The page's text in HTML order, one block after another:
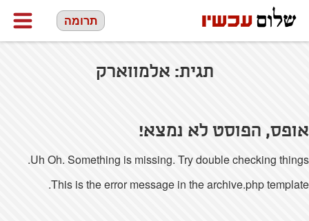
תרומה
תגית: אלמווארק
אופס, הפוסט לא נמצא!
Uh Oh. Something is missing. Try double checking things.
This is the error message in the archive.php template.